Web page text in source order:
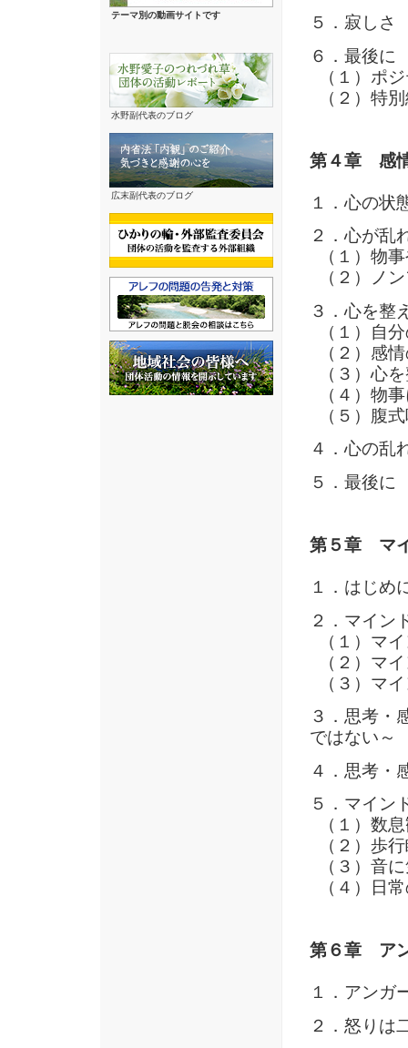
５．寂しさ
６．最後に
（１）ポ
（２）特
第４章 感
１．心の状
２．心が乱
（１）物
（２）ノ
３．心を整
（１）自
（２）感
（３）心
（４）物
（５）腹
４．心の乱
５．最後に
第５章 マ
１．はじめ
２．マイン
（１）マ
（２）マ
（３）マ
３．思考・
ではない～
４．思考・
５．マイン
（１）数
（２）歩
（３）音
（４）日
第６章 ア
１．アンガ
２．怒りは
テーマ別の動画サイトです
水野副代表のブログ
広末副代表のブログ